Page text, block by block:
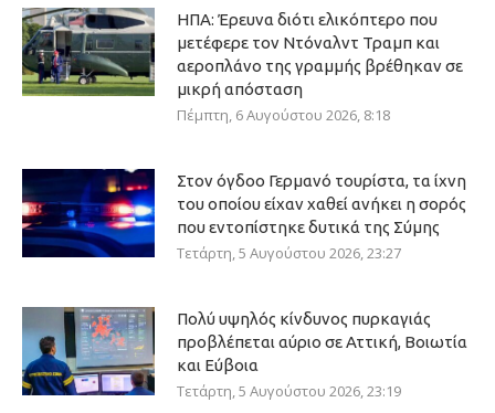
ΗΠΑ: Έρευνα διότι ελικόπτερο που
μετέφερε τον Ντόναλντ Τραμπ και
αεροπλάνο της γραμμής βρέθηκαν σε
μικρή απόσταση
Πέμπτη, 6 Αυγούστου 2026, 8:18
Στον όγδοο Γερμανό τουρίστα, τα ίχνη
του οποίου είχαν χαθεί ανήκει η σορός
που εντοπίστηκε δυτικά της Σύμης
Τετάρτη, 5 Αυγούστου 2026, 23:27
Πολύ υψηλός κίνδυνος πυρκαγιάς
προβλέπεται αύριο σε Αττική, Βοιωτία
και Εύβοια
Τετάρτη, 5 Αυγούστου 2026, 23:19